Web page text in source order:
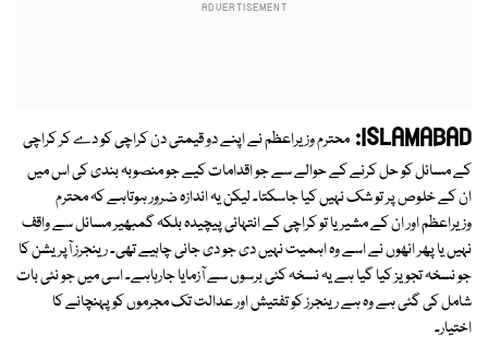
ISLAMABAD: محترم وزیراعظم نے اپنے دو قیمتی دن کراچی کو دے کر کراچی
کے مسائل کو حل کرنے کے حوالے سے جو اقدامات کیے جو منصوبہ بندی کی اس میں
ان کے خلوص پر تو شک نہیں کیا جاسکتا۔ لیکن یہ اندازہ ضرور ہوتاہے کہ محترم
وزیراعظم اور ان کے مشیر یا تو کراچی کے انتہائی پیچیدہ بلکہ گمبھیر مسائل سے واقف
نہیں یا پھر انھوں نے اسے وہ اہمیت نہیں دی جو دی جانی چاہیے تھی۔ رینجرز آپریشن کا
جو نسخہ تجویز کیا گیا ہے یہ نسخہ کئی برسوں سے آزمایا جارہاہے۔ اسی میں جو نئی بات
شامل کی گئی ہے وہ ہے رینجرز کو تفتیش اور عدالت تک مجرموں کو پہنچانے کا
اختیار۔